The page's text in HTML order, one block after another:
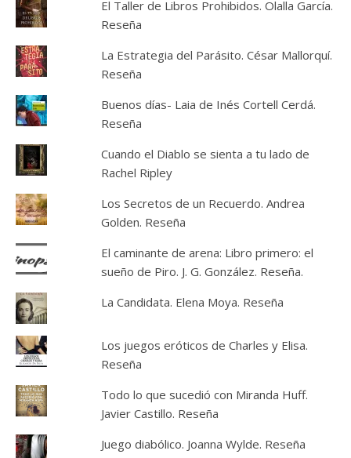
El Taller de Libros Prohibidos. Olalla García.
Reseña
La Estrategia del Parásito. César Mallorquí.
Reseña
Buenos días- Laia de Inés Cortell Cerdá.
Reseña
Cuando el Diablo se sienta a tu lado de
Rachel Ripley
Los Secretos de un Recuerdo. Andrea
Golden. Reseña
El caminante de arena: Libro primero: el
sueño de Piro. J. G. González. Reseña.
La Candidata. Elena Moya. Reseña
Los juegos eróticos de Charles y Elisa.
Reseña
Todo lo que sucedió con Miranda Huff.
Javier Castillo. Reseña
Juego diabólico. Joanna Wylde. Reseña